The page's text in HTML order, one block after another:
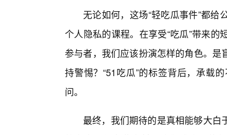
无论如何，这场“轻吃瓜事件”都
个人隐私的课程。在享受“吃瓜”带来
参与者，我们应该扮演怎样的角色。
持警惕？“51吃瓜”的标签背后，承载
问。
最终，我们期待的是真相能够大白